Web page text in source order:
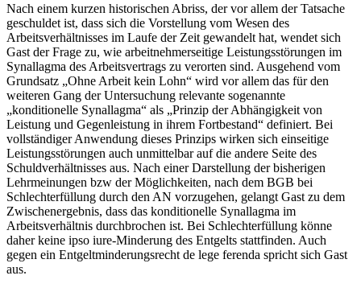
Nach einem kurzen historischen Abriss, der vor allem der Tatsache
geschuldet ist, dass sich die Vorstellung vom Wesen des
Arbeitsverhältnisses im Laufe der Zeit gewandelt hat, wendet sich
Gast der Frage zu, wie arbeitnehmerseitige Leistungsstörungen im
Synallagma des Arbeitsvertrags zu verorten sind. Ausgehend vom
Grundsatz „Ohne Arbeit kein Lohn“ wird vor allem das für den
weiteren Gang der Untersuchung relevante sogenannte
„konditionelle Synallagma“ als „Prinzip der Abhängigkeit von
Leistung und Gegenleistung in ihrem Fortbestand“ definiert. Bei
vollständiger Anwendung dieses Prinzips wirken sich einseitige
Leistungsstörungen auch unmittelbar auf die andere Seite des
Schuldverhältnisses aus. Nach einer Darstellung der bisherigen
Lehrmeinungen bzw der Möglichkeiten, nach dem BGB bei
Schlechterfüllung durch den AN vorzugehen, gelangt Gast zu dem
Zwischenergebnis, dass das konditionelle Synallagma im
Arbeitsverhältnis durchbrochen ist. Bei Schlechterfüllung könne
daher keine ipso iure-Minderung des Entgelts stattfinden. Auch
gegen ein Entgeltminderungsrecht de lege ferenda spricht sich Gast
aus.